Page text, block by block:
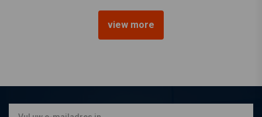
JAPAN/VS/ZUID-KOREA
view more